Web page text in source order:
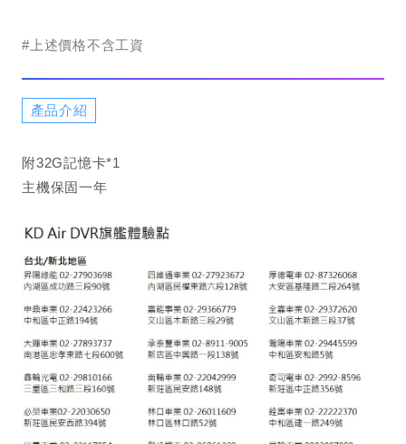
#上述價格不含工資
產品介紹
附32G記憶卡*1
主機保固一年